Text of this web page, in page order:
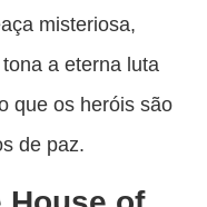
misteriosa,
a eterna luta
que os heróis são
de paz.